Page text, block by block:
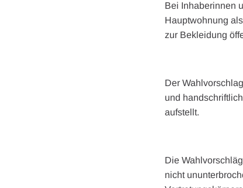
Bei Inhaberinnen
Hauptwohnung
zur Bekleidung
Der
und
aufstellt.
Die
nicht